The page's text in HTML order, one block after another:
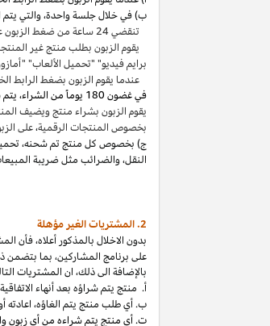
ب) في خلال جلسة واحدة،والتي
تنقضي 24 ساعة من ضغط الزبون على الرابط الخاص؛
يقوم الزبون بطلب منتج غير
برايم فيديو" "تحميل الألعاب"
عندما يقوم الزبون بضغط الرابط
في غضون180 يوماً من الشراء، يتم شحن المنتج للعميل أو بثه أو تنزيله من قبله، ودفعه لثمنه
يقوم الزبون بشراء منتج ويضيف المنتج عربة التسوق الخاصة
بخصوص المنتجات الرقمية،على
ج) بخصوص كل منتج تم شحنه،
النقل،والضرائب مثل ضريبة
2. المشتريات
الغير مؤهلة
بدون الاخلال بالمذكور أعلاه،فأن
على برنامج المشاركين،بما بتضمن
بالإضافة الى ذلك،ان المشتريات
أ. منتج يتمشراؤه بعد أنهاء
ب. أي طلب منتج يتم الغاؤه،اعادته
ت. أي منتج يتم شراءه من أي زبون